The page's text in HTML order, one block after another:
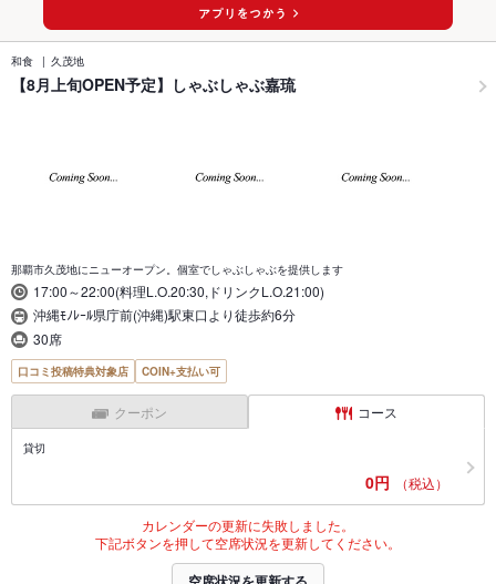
和食 久茂地
【8月上旬OPEN予定】しゃぶしゃぶ嘉琉
那覇市久茂地にニューオープン。個室でしゃぶしゃぶを提供します
17:00～22:00(料理L.O.20:30,ドリンクL.O.21:00)
沖縄ﾓﾉﾚｰﾙ県庁前(沖縄)駅東口より徒歩約6分
30席
口コミ投稿特典対象店 COIN+支払い可
クーポン コース
貸切
0円 （税込）
カレンダーの更新に失敗しました。
下記ボタンを押して空席状況を更新してください。